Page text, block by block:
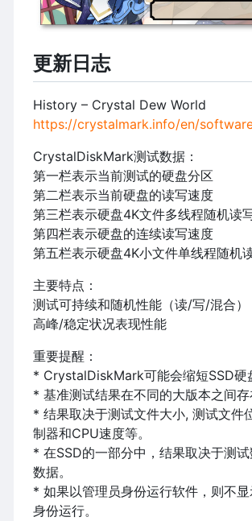
更新日志
History – Crystal Dew World
https://crystalmark.info/en/
CrystalDiskMark测试数据：
第一栏表示当前测试的硬盘分区
第二栏表示当前硬盘的读写速度
第三栏表示硬盘4K文件多线程随机读
第四栏表示硬盘的连续读写速度
第五栏表示硬盘4K小文件单线程随机
主要特点：
测试可持续和随机性能（读/写/混合）
高峰/稳定状况表现性能
重要提醒：
* CrystalDiskMark可能会缩短SSD硬
* 基准测试结果在不同的大版本之间
* 结果取决于测试文件大小, 测试文件
制器和CPU速度等。
* 在SSD的一部分中，结果取决于测
数据。
* 如果以管理员身份运行软件，则不
身份运行。